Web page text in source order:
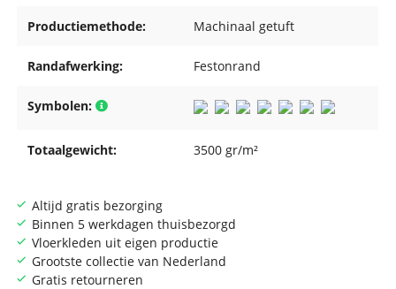
Altijd gratis bezorging
Binnen 5 werkdagen thuisbezorgd
Vloerkleden uit eigen productie
Grootste collectie van Nederland
Gratis retourneren
Productiemethode: Machinaal getuft
Randafwerking: Festonrand
Symbolen:
Totaalgewicht: 3500 gr/m²